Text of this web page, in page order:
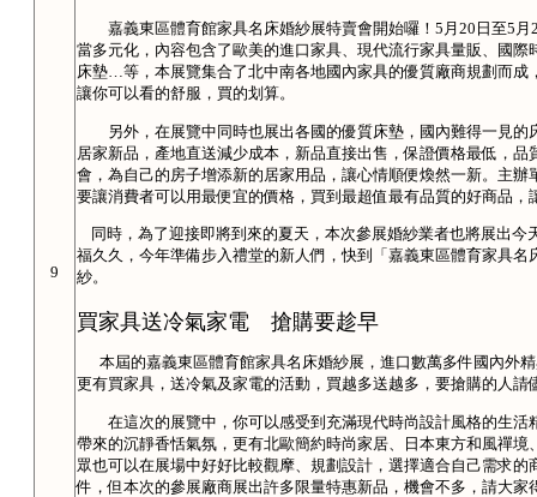
9
嘉義東區體育館家具名床婚紗展特賣會開始囉！5月20日至5月
當多元化，內容包含了歐美的進口家具、現代流行家具量販、國
床墊…等，本展覽集合了北中南各地國內家具的優質廠商規劃而
讓你可以看的舒服，買的划算。
另外，在展覽中同時也展出各國的優質床墊，國內難得一見的
居家新品，產地直送減少成本，新品直接出售，保證價格最低，
會，為自己的房子增添新的居家用品，讓心情順便煥然一新。主
要讓消費者可以用最便宜的價格，買到最超值最有品質的好商品
同時，為了迎接即將到來的夏天，本次參展婚紗業者也將展出今
福久久，今年準備步入禮堂的新人們，快到「嘉義東區體育家具
紗。
買家具送冷氣家電 搶購要趁早
本屆的嘉義東區體育館家具名床婚紗展，進口數萬多件國內外
更有買家具，送冷氣及家電的活動，買越多送越多，要搶購的人請
在這次的展覽中，你可以感受到充滿現代時尚設計風格的生活
帶來的沉靜香恬氣氛，更有北歐簡約時尚家居、日本東方和風禪
眾也可以在展場中好好比較觀摩、規劃設計，選擇適合自己需求
件，但本次的參展廠商展出許多限量特惠新品，機會不多，請大